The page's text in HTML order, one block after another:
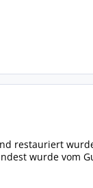
restauriert
wurde vom